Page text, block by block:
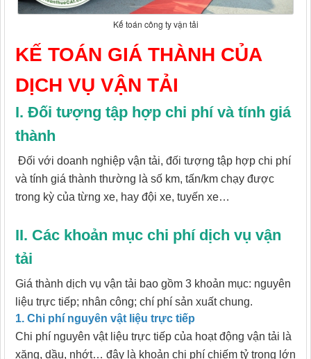
Kế toán công ty vận tải
KẾ TOÁN GIÁ THÀNH CỦA
DỊCH VỤ VẬN TẢI
I. Đối tượng tập hợp chi phí và tính giá
thành
Đối với doanh nghiệp vận tải, đối tượng tập hợp chi phí
và tính giá thành thường là số km, tấn/km chạy được
trong kỳ của từng xe, hay đội xe, tuyến xe…
II. Các khoản mục chi phí dịch vụ vận
tải
Giá thành dịch vụ vận tải bao gồm 3 khoản mục: nguyên
liệu trực tiếp; nhân công; chí phí sản xuất chung.
1. Chi phí nguyên vật liệu trực tiếp
Chi phí nguyên vật liệu trực tiếp của hoạt động vận tải là
xăng, dầu, nhớt… đây là khoản chi phí chiếm tỷ trọng lớn